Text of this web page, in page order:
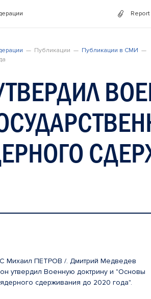
Публикации Публикации в СМИ
Михаил ПЕТРОВ /. Дмитрий Медведев
утвердил Военную доктрину и "Основы
сдерживания до 2020 года".